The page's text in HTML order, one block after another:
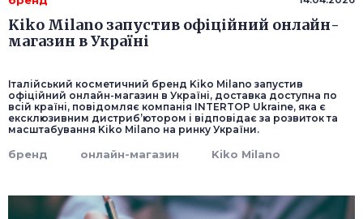
Kiko Milano запустив офіційний онлайн-
магазин в Україні
Італійський косметичний бренд Kiko Milano запустив
офіційний онлайн-магазин в Україні, доставка доступна по
всій країні, повідомляє компанія INTERTOP Ukraine, яка є
ексклюзивним дистриб’ютором і відповідає за розвиток та
масштабування Kiko Milano на ринку України.
бренд онлайн-магазин Kiko Milano